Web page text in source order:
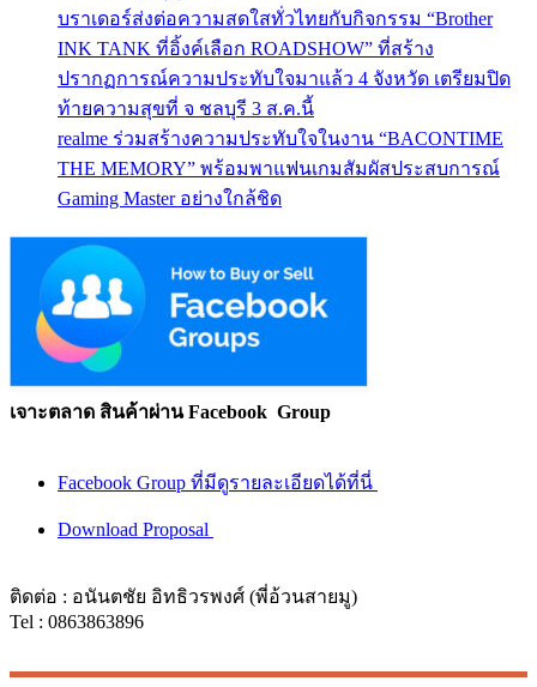
บราเดอร์ส่งต่อความสดใสทั่วไทยกับกิจกรรม “Brother
INK TANK ที่อิ้งค์เลือก ROADSHOW” ที่สร้าง
ปรากฏการณ์ความประทับใจมาแล้ว 4 จังหวัด เตรียมปิด
ท้ายความสุขที่ จ ชลบุรี 3 ส.ค.นี้
realme ร่วมสร้างความประทับใจในงาน “BACONTIME
THE MEMORY” พร้อมพาแฟนเกมสัมผัสประสบการณ์
Gaming Master อย่างใกล้ชิด
เจาะตลาด สินค้าผ่าน Facebook Group
Facebook Group ที่มีดูรายละเอียดได้ที่นี่
Download Proposal
ติดต่อ : อนันตชัย อิทธิวรพงศ์ (พี่อ้วนสายมู)
Tel : 0863863896